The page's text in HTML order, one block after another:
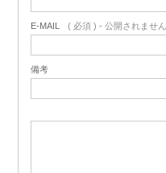
E-MAIL ( 必須 ) - 公開されませ
備考